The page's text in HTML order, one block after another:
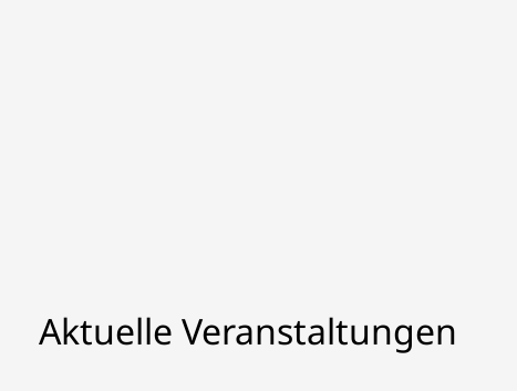
Aktuelle Veranstaltungen